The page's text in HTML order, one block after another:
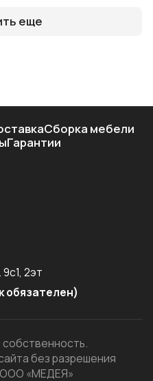
еще
Сборка мебели
Гарантии
2эт
обязателен)
без разрешения
ООО «МЕДЕЯ»